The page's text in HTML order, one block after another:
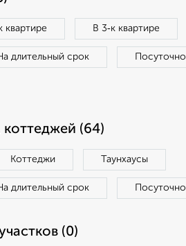
квартире В 3‑к квартире
длительный срок Посуточно
(64)
Коттеджи Таунхаусы
длительный срок Посуточно
(0)